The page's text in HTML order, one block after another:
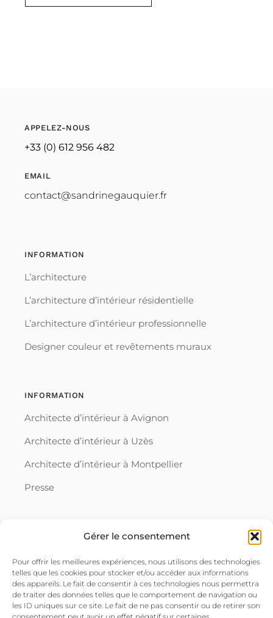
Gérer le consentement
Pour offrir les meilleures expériences, nous utilisons des technologies
telles que les cookies pour stocker et/ou accéder aux informations
des appareils. Le fait de consentir à ces technologies nous permettra
de traiter des données telles que le comportement de navigation ou
les ID uniques sur ce site. Le fait de ne pas consentir ou de retirer son
APPELEZ-NOUS
+33 (0) 612 956 482
EMAIL
contact@sandrinegauquier.fr
INFORMATION
L’architecture
L’architecture d’intérieur résidentielle
L’architecture d’intérieur professionnelle
Designer couleur et revêtements muraux
INFORMATION
Architecte d’intérieur à Avignon
Architecte d’intérieur à Uzès
Architecte d’intérieur à Montpellier
Presse
ACCÈS RAPIDES
Contact
Mentions légales
Politique de confidentialité